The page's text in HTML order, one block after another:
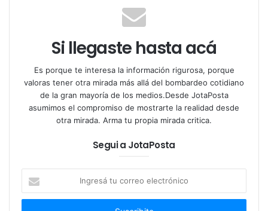
Es que sobre aquellas punas (sobre los 2500
metros), sierras, valles y quebradas del NOA, en los
años 800 d.C, emergió una población indígena que
llego a tener un gran desarrollo a nivel social y
económico.
importante de los pueblos Calchaquíes, llegando a
en su zona urbana.
Aquella enorme montaña que parece sacada de un
Si llegaste hasta acá
Es porque te interesa la información rigurosa, porque
valoras tener otra mirada más allá del bombardeo cotidiano
de la gran mayoría de los medios.Desde JotaPosta
asumimos el compromiso de mostrarte la realidad desde
otra mirada. Arma tu propia mirada critica.
Segui a JotaPosta
correo